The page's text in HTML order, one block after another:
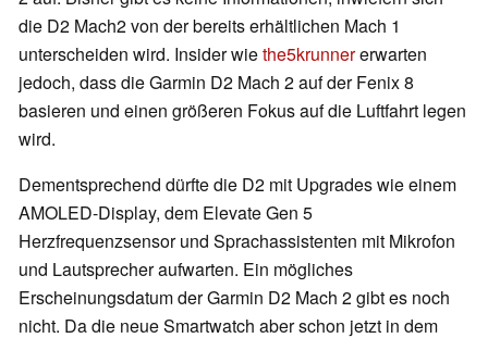
die D2 Mach2 von der bereits erhältlichen Mach 1
unterscheiden wird. Insider wiethe5krunnererwarten
jedoch, dass die Garmin D2 Mach 2 auf der Fenix 8
basieren und einen größeren Fokus auf die Luftfahrt legen
wird.
Dementsprechend dürfte die D2 mit Upgrades wie einem
AMOLED-Display, dem Elevate Gen 5
Herzfrequenzsensor und Sprachassistenten mit Mikrofon
und Lautsprecher aufwarten. Ein mögliches
Erscheinungsdatum der Garmin D2 Mach 2 gibt es noch
nicht. Da die neue Smartwatch aber schon jetzt in dem